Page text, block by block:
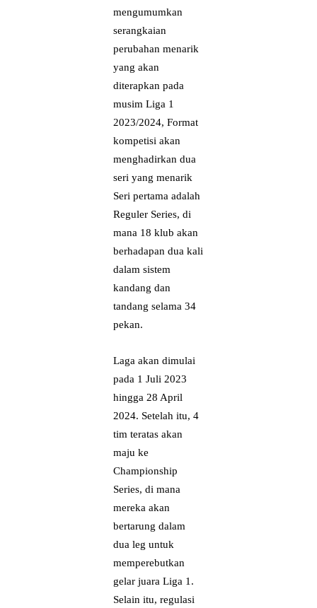
mengumumkan
serangkaian
perubahan menarik
yang akan
diterapkan pada
musim Liga 1
2023/2024, Format
kompetisi akan
menghadirkan dua
seri yang menarik
Seri pertama adalah
Reguler Series, di
mana 18 klub akan
berhadapan dua kali
dalam sistem
kandang dan
tandang selama 34
pekan.
Laga akan dimulai
pada 1 Juli 2023
hingga 28 April
2024. Setelah itu, 4
tim teratas akan
maju ke
Championship
Series, di mana
mereka akan
bertarung dalam
dua leg untuk
memperebutkan
gelar juara Liga 1.
Selain itu, regulasi